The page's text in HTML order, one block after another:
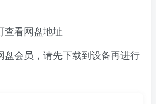
查看网盘地址
盘会员，请先下载到设备再进行